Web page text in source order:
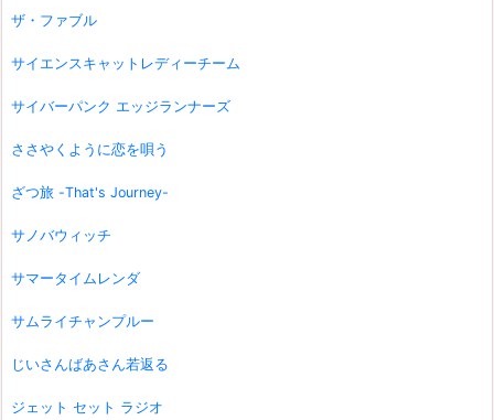
ザ・ファブル
サイエンスキャットレディーチーム
サイバーパンク エッジランナーズ
ささやくように恋を唄う
ざつ旅 -That's Journey-
サノバウィッチ
サマータイムレンダ
サムライチャンプルー
じいさんばあさん若返る
ジェット セット ラジオ